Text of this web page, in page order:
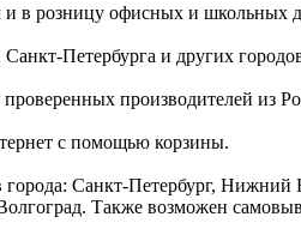
в розницу офисных и
Петербурга и других
производителей
с помощью корзины.
Санкт-Петербург,
Также возможен